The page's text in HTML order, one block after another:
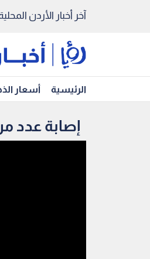
آخر أخبار الأردن
الرئيسية أسعار
إصابة عدد